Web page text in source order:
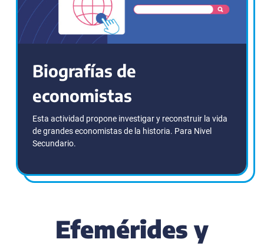
Biografías de
economistas
Esta actividad propone investigar y reconstruir la vida
de grandes economistas de la historia. Para Nivel
Secundario.
Efemérides y